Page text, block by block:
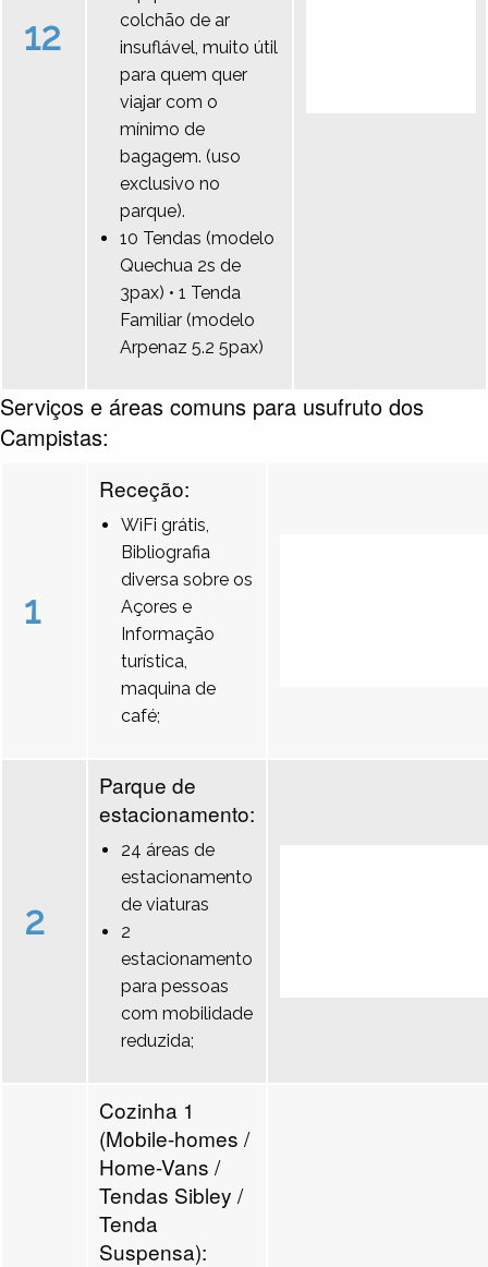
12
colchão de ar
insuflável, muito útil
para quem quer
viajar com o
mínimo de
bagagem. (uso
exclusivo no
parque).
10 Tendas (modelo
Quechua 2s de
3pax) • 1 Tenda
Familiar (modelo
Arpenaz 5.2 5pax)
Serviços e áreas comuns para usufruto dos
Campistas:
1
Receção:
WiFi grátis,
Bibliografia
diversa sobre os
Açores e
Informação
turística,
maquina de
café;
2
Parque de
estacionamento:
24 áreas de
estacionamento
de viaturas
2
estacionamento
para pessoas
com mobilidade
reduzida;
Cozinha 1
(Mobile-homes /
Home-Vans /
Tendas Sibley /
Tenda
Suspensa):